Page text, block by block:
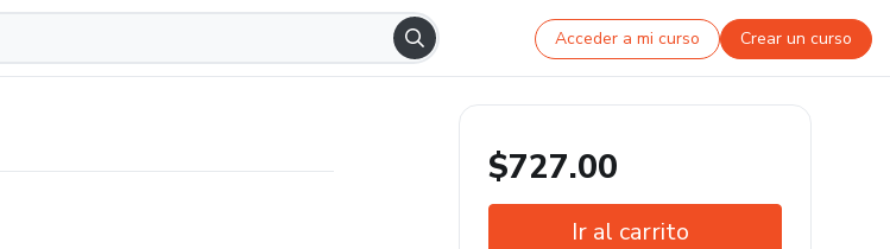
Acceder a mi curso Crear un curso
$727.00
Ir al carrito